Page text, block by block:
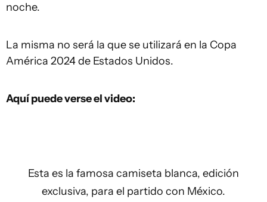
noche.
La misma no será la que se utilizará en la Copa
América 2024 de Estados Unidos.
Aquí puede verse el video:
Esta es la famosa camiseta blanca, edición
exclusiva, para el partido con México.